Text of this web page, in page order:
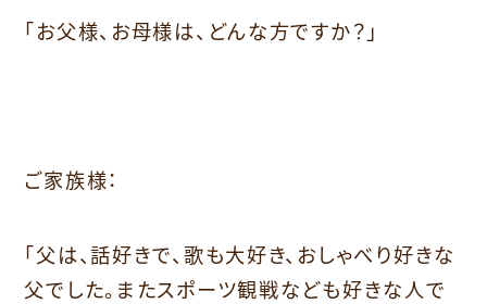
「お父様、お母様は、どんな方ですか？」
ご家族様：
「父は、話好きで、歌も大好き、おしゃべり好きな
父でした。またスポーツ観戦なども好きな人で